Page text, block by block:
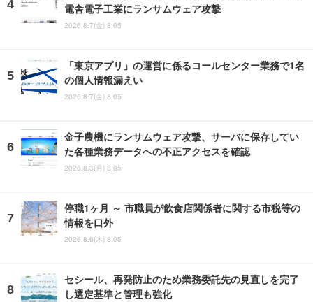
電舎電子工業にランサムウェア攻撃
2026.8.7(金) 8:05
「東京アプリ」の運営に係るコールセンター業務で1名
の個人情報漏えい
2026.8.7(金) 8:05
金子農機にランサムウェア攻撃、サーバに保存してい
た各種業務データへの不正アクセスを確認
2026.8.3(月) 8:05
停職1ヶ月 ～ 市職員が飲食店関係者に関する市税等の
情報を口外
2026.8.6(木) 8:05
セシール、再発防止のため業務委託先の見直しを完了
し選定基準と管理も強化